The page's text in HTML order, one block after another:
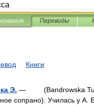
Переводы
Книги
Э. — (Bandrowska
сопрано). Училась у А.